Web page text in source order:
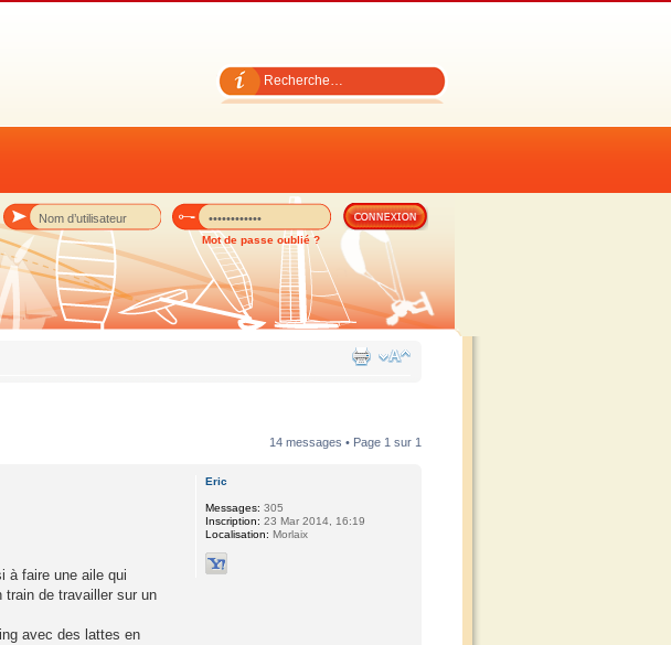
Mot de passe oublié ?
14 messages • Page 1 sur 1
à faire une aile qui
de travailler sur un
avec des lattes en
Eric
Messages: 305
Inscription: 23 Mar 2014, 16:19
Localisation: Morlaix